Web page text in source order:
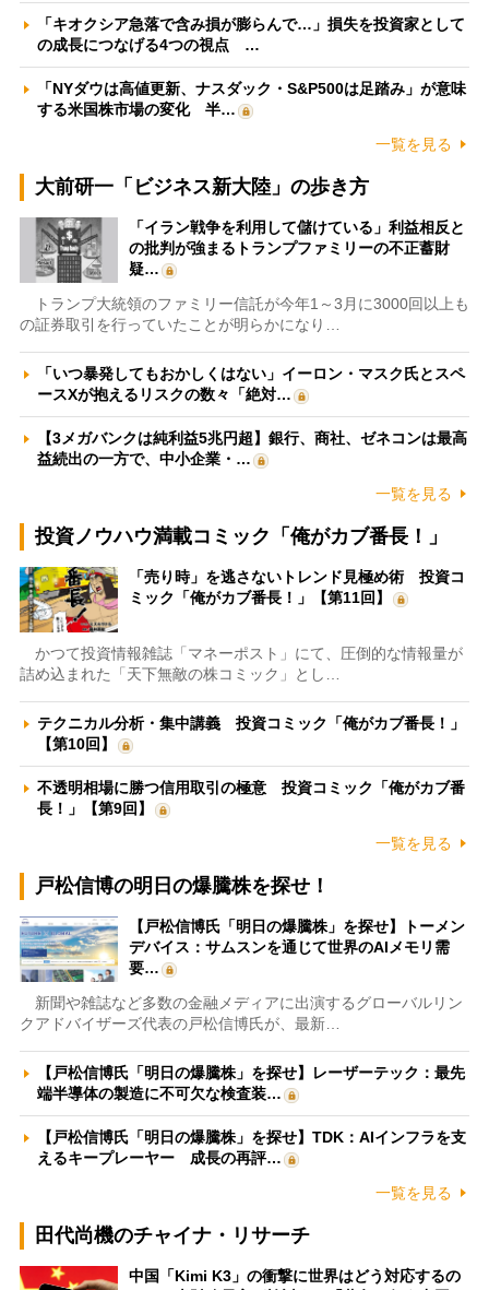
「キオクシア急落で含み損が膨らんで…」損失を投資家として
の成長につなげる4つの視点 …
「NYダウは高値更新、ナスダック・S&P500は足踏み」が意味
する米国株市場の変化 半…
一覧を見る
大前研一「ビジネス新大陸」の歩き方
「イラン戦争を利用して儲けている」利益相反と
の批判が強まるトランプファミリーの不正蓄財
疑…
トランプ大統領のファミリー信託が今年1～3月に3000回以上も
の証券取引を行っていたことが明らかになり…
「いつ暴発してもおかしくはない」イーロン・マスク氏とスペ
ースXが抱えるリスクの数々「絶対…
【3メガバンクは純利益5兆円超】銀行、商社、ゼネコンは最高
益続出の一方で、中小企業・…
一覧を見る
投資ノウハウ満載コミック「俺がカブ番長！」
「売り時」を逃さないトレンド見極め術 投資コ
ミック「俺がカブ番長！」【第11回】
かつて投資情報雑誌「マネーポスト」にて、圧倒的な情報量が
詰め込まれた「天下無敵の株コミック」とし…
テクニカル分析・集中講義 投資コミック「俺がカブ番長！」
【第10回】
不透明相場に勝つ信用取引の極意 投資コミック「俺がカブ番
長！」【第9回】
一覧を見る
戸松信博の明日の爆騰株を探せ！
【戸松信博氏「明日の爆騰株」を探せ】トーメン
デバイス：サムスンを通じて世界のAIメモリ需
要…
新聞や雑誌など多数の金融メディアに出演するグローバルリン
クアドバイザーズ代表の戸松信博氏が、最新…
【戸松信博氏「明日の爆騰株」を探せ】レーザーテック：最先
端半導体の製造に不可欠な検査装…
【戸松信博氏「明日の爆騰株」を探せ】TDK：AIインフラを支
えるキープレーヤー 成長の再評…
一覧を見る
田代尚機のチャイナ・リサーチ
中国「Kimi K3」の衝撃に世界はどう対応するの